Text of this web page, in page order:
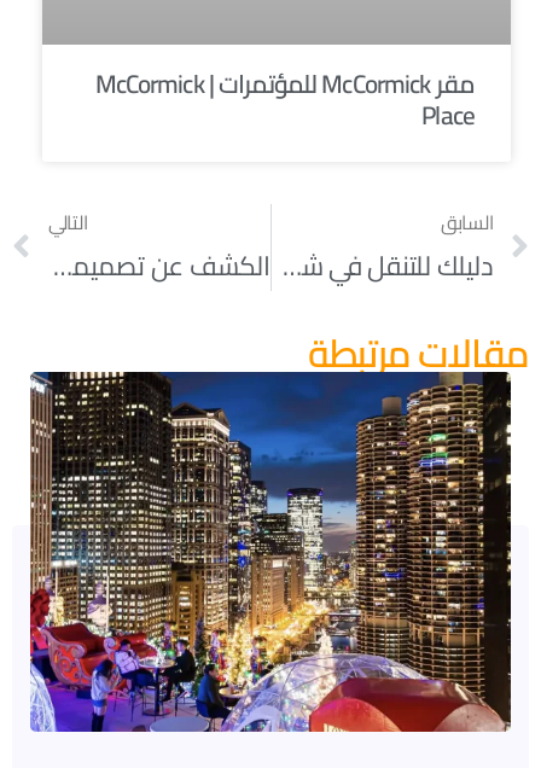
مقر McCormick للمؤتمرات | McCormick
Place
السابق
دليلك للتنقل في شوارع شيكاغو
التالي
الكشف عن تصميمات جديدة وتفاصيل إضافية لاستاد Chicago Fire FC في مشروع The 78
مقالات مرتبطة